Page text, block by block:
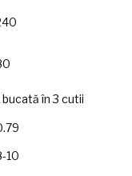
bucată în 3 cutii
10